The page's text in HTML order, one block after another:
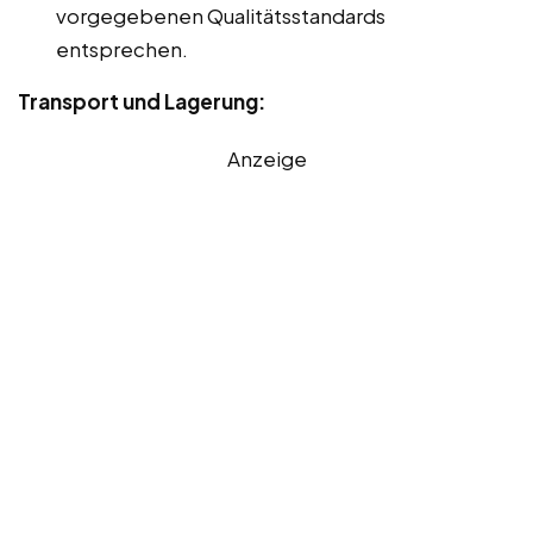
vorgegebenen Qualitätsstandards
entsprechen.
Transport und Lagerung:
Anzeige